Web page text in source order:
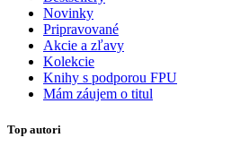
Novinky
Pripravované
Akcie a zľavy
Kolekcie
Knihy s podporou FPU
Mám záujem o titul
Top autori